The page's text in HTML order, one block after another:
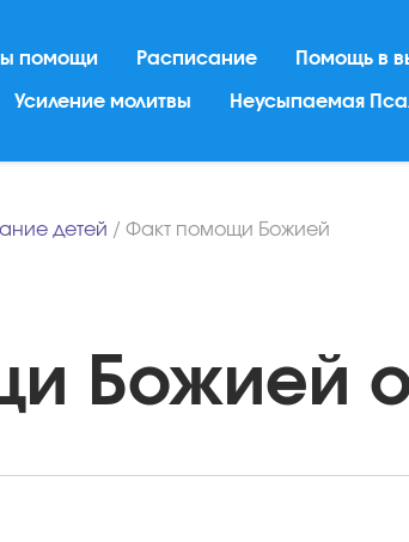
помощи Расписание Помощь в
Усиление молитвы Неусыпаемая
детей / Факт помощи Божией
Божией